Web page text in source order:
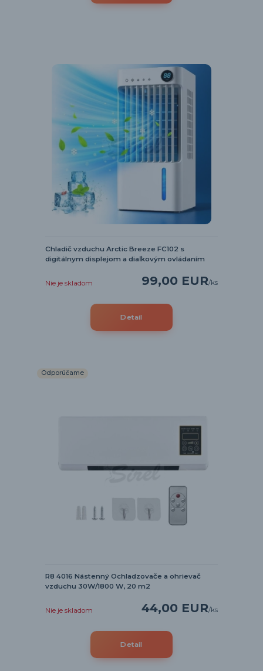
Chladič vzduchu Arctic Breeze FC102 s
digitálnym displejom a diaľkovým ovládaním
99,00 EUR/ks
Nie je skladom
Detail
Odporúčame
R8 4016 Nástenný Ochladzovače a ohrievač
vzduchu 30W/1800 W, 20 m2
44,00 EUR/ks
Nie je skladom
Detail